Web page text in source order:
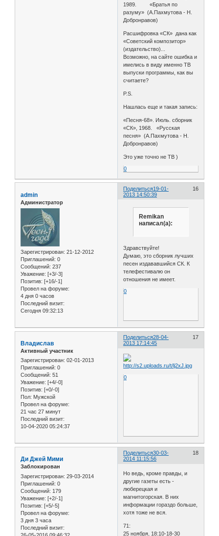
1989. «Братья по
разуму» (А.Пахмутова - Н.
Добронравов)
Расшифровка «СК» дана как
«Советский композитор»
(издательство)...
Возможно, на сайте ошибка и
имелись в виду именно ТВ
выпуски программы, как вы
считаете?
P.S.
Нашлась еще и такая запись:
«Песня-68». Июль. сборник
«СК», 1968. «Русская
песня» (А.Пахмутова - Н.
Добронравов)
Это уже точно не ТВ )
0
Поделиться 16
19-01-
2013 14:50:39
admin
Администратор
Зарегистрирован: 21-12-2012
Приглашений: 0
Сообщений: 237
Уважение: [+3/-3]
Позитив: [+16/-1]
Провел на форуме:
4 дня 0 часов
Последний визит:
Сегодня 09:32:13
Remikan
написал(а):
Здравствуйте!
Думаю, это сборник лучших
песен издававшийся СК. К
телефестивалю он
отношения не имеет.
0
Поделиться 17
28-04-
2013 17:14:45
Владислав
Активный участник
Зарегистрирован: 02-01-2013
Приглашений: 0
Сообщений: 51
Уважение: [+4/-0]
Позитив: [+0/-0]
Пол: Мужской
Провел на форуме:
21 час 27 минут
Последний визит:
10-04-2020 05:24:37
0
Поделиться 18
30-03-
2014 11:15:56
Ди Джей Мими
Заблокирован
Зарегистрирован: 29-03-2014
Приглашений: 0
Сообщений: 179
Уважение: [+2/-1]
Позитив: [+5/-5]
Провел на форуме:
3 дня 3 часа
Последний визит:
Но ведь, кроме правды, и
другие газеты есть -
люберецкая и
магнитогорская. В них
информации гораздо больше,
хотя тоже не вся.
71:
25 ноября, 18:10-18-30